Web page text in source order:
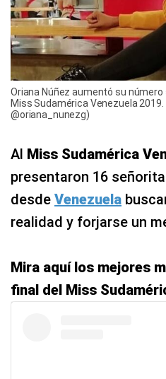
Oriana Núñez aumentó su
Miss Sudamérica Venezuela
@oriana_nunezg)
Al Miss Sudamérica
presentaron 16
desde Venezuela
realidad y forjarse un
Mira aquí los mejores
final del Miss